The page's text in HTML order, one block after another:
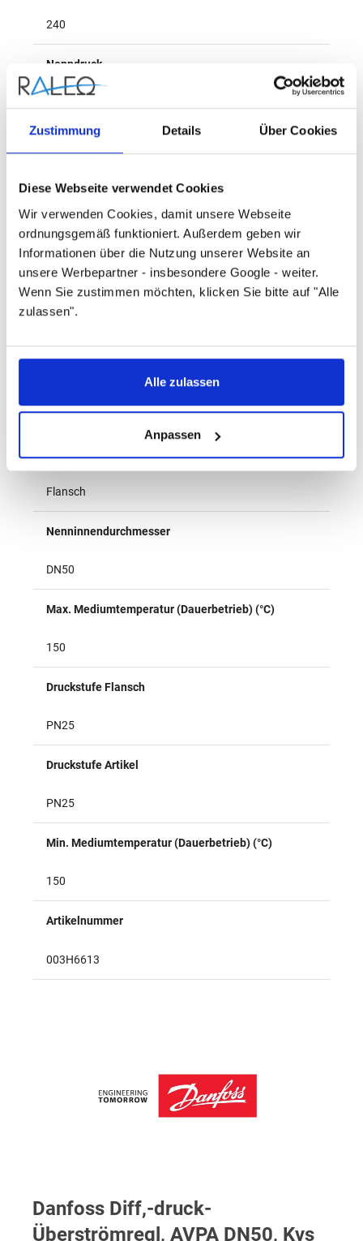
Zustimmung Details Über Cookies
Diese Webseite verwendet Cookies
Wir verwenden Cookies, damit unsere Webseite
ordnungsgemäß funktioniert. Außerdem geben wir
Informationen über die Nutzung unserer Website an
unsere Werbepartner - insbesondere Google - weiter.
Wenn Sie zustimmen möchten, klicken Sie bitte auf "Alle
zulassen".
Alle zulassen
Anpassen
240
Nenndruck
Werkstoff
Gusseisen
Herstellername
Danfoss
Kvs-Wert (m³/h)
Flansch
Flansch
Nenninnendurchmesser
DN50
Max. Mediumtemperatur (Dauerbetrieb) (°C)
150
Druckstufe Flansch
PN25
Druckstufe Artikel
PN25
Min. Mediumtemperatur (Dauerbetrieb) (°C)
150
Artikelnummer
003H6613
Danfoss Diff,-druck-
Überströmregl, AVPA DN50, Kvs